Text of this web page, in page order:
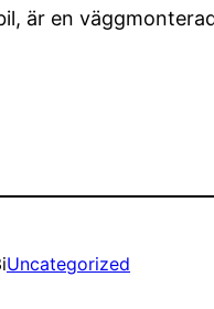
är en
iUncategorized